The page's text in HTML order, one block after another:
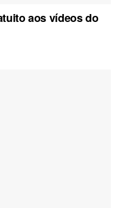
aos vídeos do